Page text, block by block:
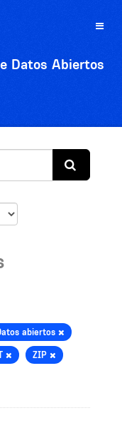
Toggle
Datos Abiertos
abiertos
ZIP